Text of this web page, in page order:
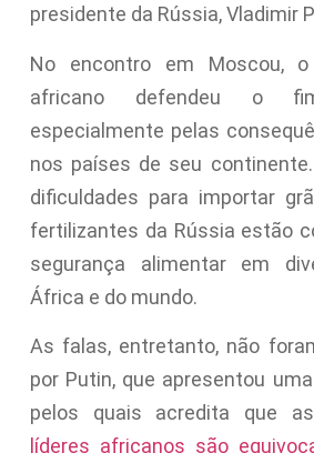
presidente da Rússia, Vladimir
No encontro em Moscou,
africano defendeu o
especialmente pelas
nos países de seu
dificuldades para importar
fertilizantes da Rússia estão
segurança alimentar em
África e do mundo.
As falas, entretanto, não
por Putin, que apresentou
pelos quais acredita que
líderes africanos são